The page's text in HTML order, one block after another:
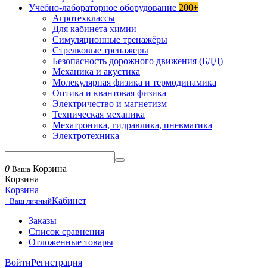
Учебно-лабораторное оборудование 200+
Агротехклассы
Для кабинета химии
Симуляционные тренажёры
Стрелковые тренажеры
Безопасность дорожного движения (БДД)
Механика и акустика
Молекулярная физика и термодинамика
Оптика и квантовая физика
Электричество и магнетизм
Техническая механика
Мехатроника, гидравлика, пневматика
Электротехника
0 Ваша Корзина
Корзина
Корзина
Ваш личныйКабинет
Заказы
Список сравнения
Отложенные товары
ВойтиРегистрация